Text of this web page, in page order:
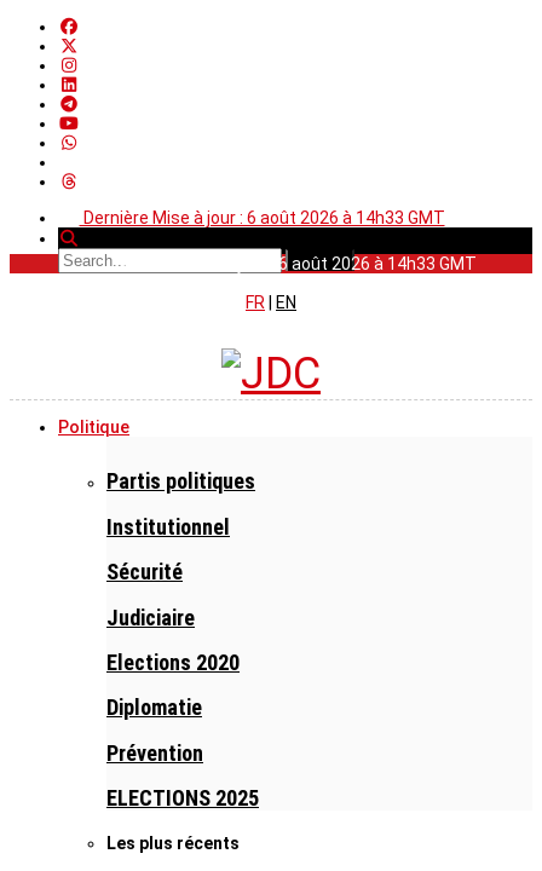
Dernière Mise à jour : 6 août 2026 à 14h33 GMT
Dernière Mise à jour : 6 août 2026 à 14h33 GMT
FR
EN
Politique
Partis politiques
Institutionnel
Sécurité
Judiciaire
Elections 2020
Diplomatie
Prévention
ELECTIONS 2025
Les plus récents